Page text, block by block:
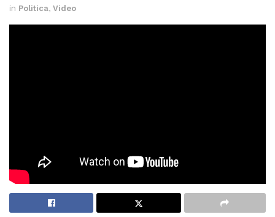
in Politica, Video